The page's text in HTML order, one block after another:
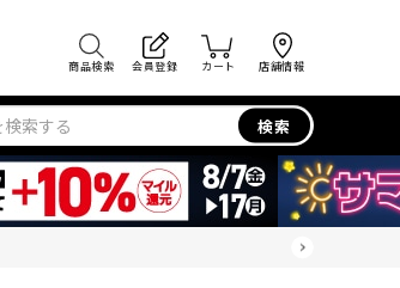
商品検索 会員登録 カート 店舗情報
検索